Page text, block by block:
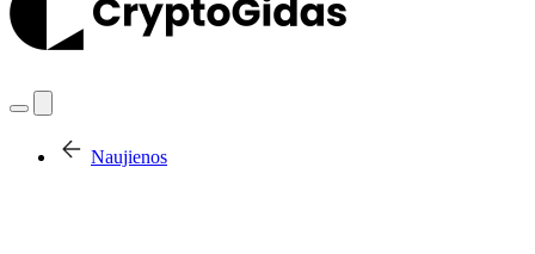
Naujienos